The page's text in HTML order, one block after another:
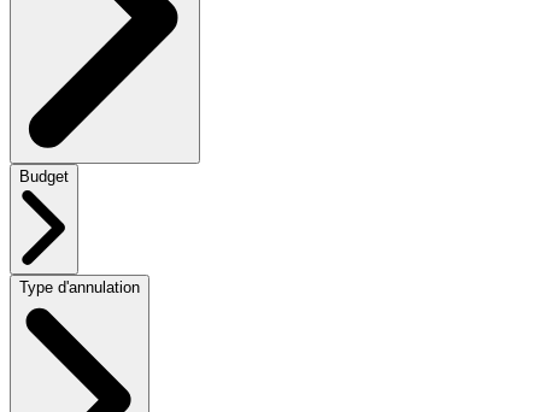
Budget
Type d'annulation